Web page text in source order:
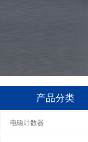
产品分类
电磁计数器